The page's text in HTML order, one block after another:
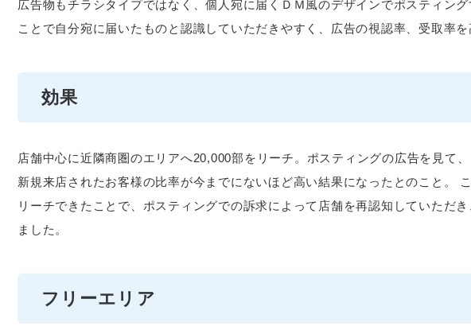
広告物もチラシタイプではなく、個人宛に届くＤＭ風のデザインでポスティン
ことで自分宛に届いたものと認識していただきやすく、広告の視認率、受取率を
効果
店舗中心に近隣商圏のエリアへ20,000部をリーチ。ポスティングの広告を見て
新規来店されたお客様の比率が今までにないほど高い結果になったとのこと。
リーチできたことで、ポスティングでの訴求によって店舗を再認知していただ
ました。
フリーエリア